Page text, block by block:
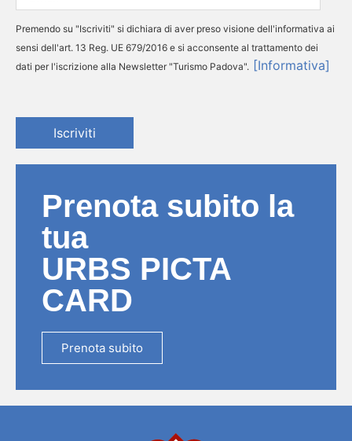
Premendo su "Iscriviti" si dichiara di aver preso visione dell'informativa ai
sensi dell'art. 13 Reg. UE 679/2016 e si acconsente al trattamento dei
dati per l'iscrizione alla Newsletter "Turismo Padova". [Informativa]
Iscriviti
Prenota subito la
tua
URBS PICTA
CARD
Prenota subito